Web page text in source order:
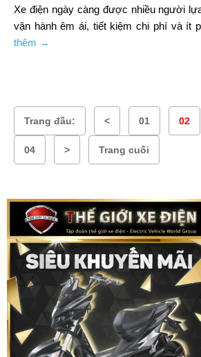
Xe điện ngày càng được nhiều người
vận hành êm ái, tiết kiệm chi phí và ít
thêm →
Trang đầu: < 01 02
04 > Trang cuối